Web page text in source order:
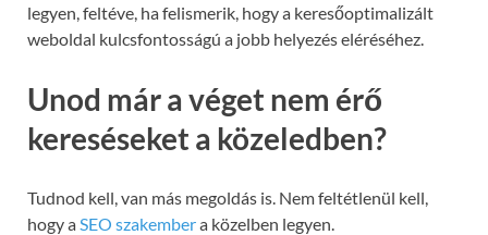
legyen, feltéve, ha felismerik, hogy a keresőoptimalizált
weboldal kulcsfontosságú a jobb helyezés eléréséhez.
Unod már a véget nem érő
kereséseket a közeledben?
Tudnod kell, van más megoldás is. Nem feltétlenül kell,
hogy aSEO szakembera közelben legyen.